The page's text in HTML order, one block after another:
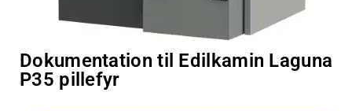
Dokumentation til Edilkamin Laguna
P35 pillefyr